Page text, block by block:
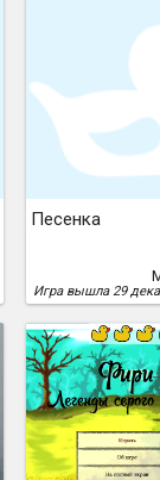
Песенка
Игра вышла 29